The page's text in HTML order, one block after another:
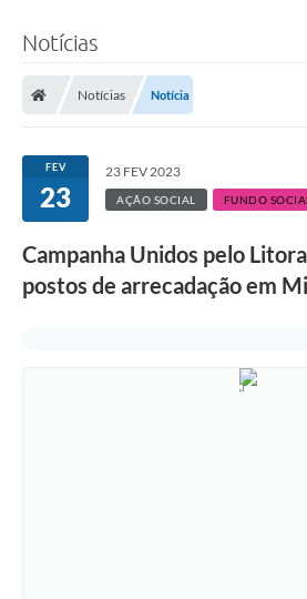
Notícias
Notícias Notícia
FEV
23
23 FEV 2023
AÇÃO SOCIAL FUNDO SOCIAL
Campanha Unidos pelo
postos de arrecadação em